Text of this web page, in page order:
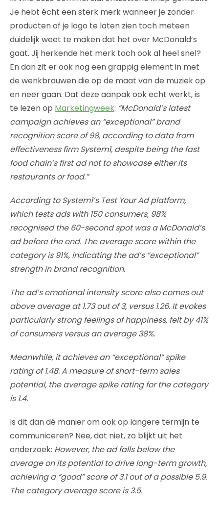
Je hebt écht een sterk merk wanneer je zonder
producten of je logo te laten zien toch meteen
duidelijk weet te maken dat het over McDonald’s
gaat. Jij herkende het merk toch ook al heel snel?
En dan zit er ook nog een grappig element in met
de wenkbrauwen die op de maat van de muziek op
en neer gaan. Dat deze aanpak ook echt werkt, is
te lezen op Marketingweek: “McDonald’s latest
campaign achieves an “exceptional” brand
recognition score of 98, according to data from
effectiveness firm System1, despite being the fast
food chain’s first ad not to showcase either its
restaurants or food.”
According to System1’s Test Your Ad platform,
which tests ads with 150 consumers, 98%
recognised the 60-second spot was a McDonald’s
ad before the end. The average score within the
category is 91%, indicating the ad’s “exceptional”
strength in brand recognition.
The ad’s emotional intensity score also comes out
above average at 1.73 out of 3, versus 1.26. It evokes
particularly strong feelings of happiness, felt by 41%
of consumers versus an average 38%.
Meanwhile, it achieves an “exceptional” spike
rating of 1.48. A measure of short-term sales
potential, the average spike rating for the category
is 1.4.
Is dit dan dé manier om ook op langere termijn te
communiceren? Nee, dat niet, zo blijkt uit het
onderzoek: However, the ad falls below the
average on its potential to drive long-term growth,
achieving a “good” score of 3.1 out of a possible 5.9.
The category average score is 3.5.